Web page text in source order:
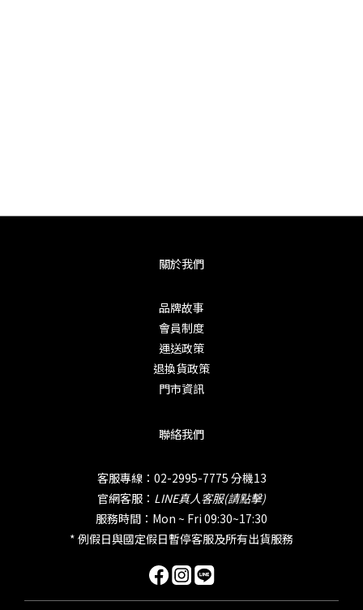
關於我們
品牌故事
會員制度
運送政策
退換貨政策
門市資訊
聯絡我們
客服專線：02-2995-7775 分機13
官網客服： LINE真人客服(請點擊)
服務時間：Mon ~ Fri 09:30~17:30
* 例假日與國定假日暫停客服及所有出貨服務